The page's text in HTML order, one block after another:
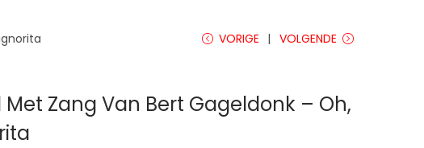
VORIGE VOLGENDE
Zang Van Bert Gageldonk – Oh,